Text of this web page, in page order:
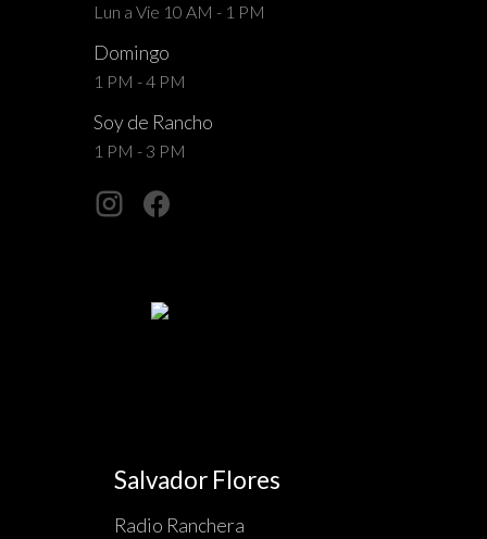
Lun a Vie 10 AM - 1 PM
Domingo
1 PM - 4 PM
Soy de Rancho
1 PM - 3 PM
Salvador Flores
Radio Ranchera